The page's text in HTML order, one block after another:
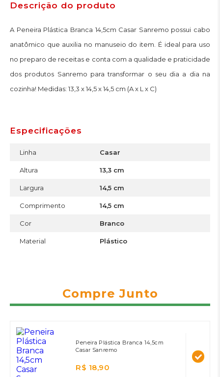
Descrição do produto
A Peneira Plástica Branca 14,5cm Casar Sanremo possui cabo
anatômico que auxilia no manuseio do item. É ideal para uso
no preparo de receitas e conta com a qualidade e praticidade
dos produtos Sanremo para transformar o seu dia a dia na
cozinha! Medidas: 13,3 x 14,5 x 14,5 cm (A x L x C)
Especificações
Linha Casar
Altura 13,3 cm
Largura 14,5 cm
Comprimento 14,5 cm
Cor Branco
Material Plástico
Compre Junto
Peneira Plástica Branca 14,5cm
Casar Sanremo
R$ 18,90